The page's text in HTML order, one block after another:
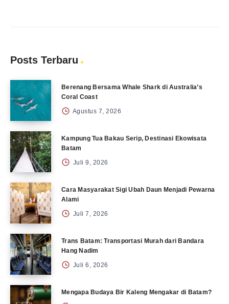
Posts Terbaru
Berenang Bersama Whale Shark di Australia’s
Coral Coast
Agustus 7, 2026
Kampung Tua Bakau Serip, Destinasi Ekowisata
Batam
Juli 9, 2026
Cara Masyarakat Sigi Ubah Daun Menjadi Pewarna
Alami
Juli 7, 2026
Trans Batam: Transportasi Murah dari Bandara
Hang Nadim
Juli 6, 2026
Mengapa Budaya Bir Kaleng Mengakar di Batam?